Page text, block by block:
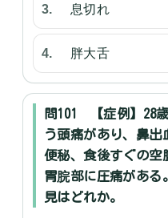
息切れ
胖大舌
問101 【症例】28
う頭痛があり、鼻出
便秘、食後すぐの空
胃脘部に圧痛がある
見はどれか。